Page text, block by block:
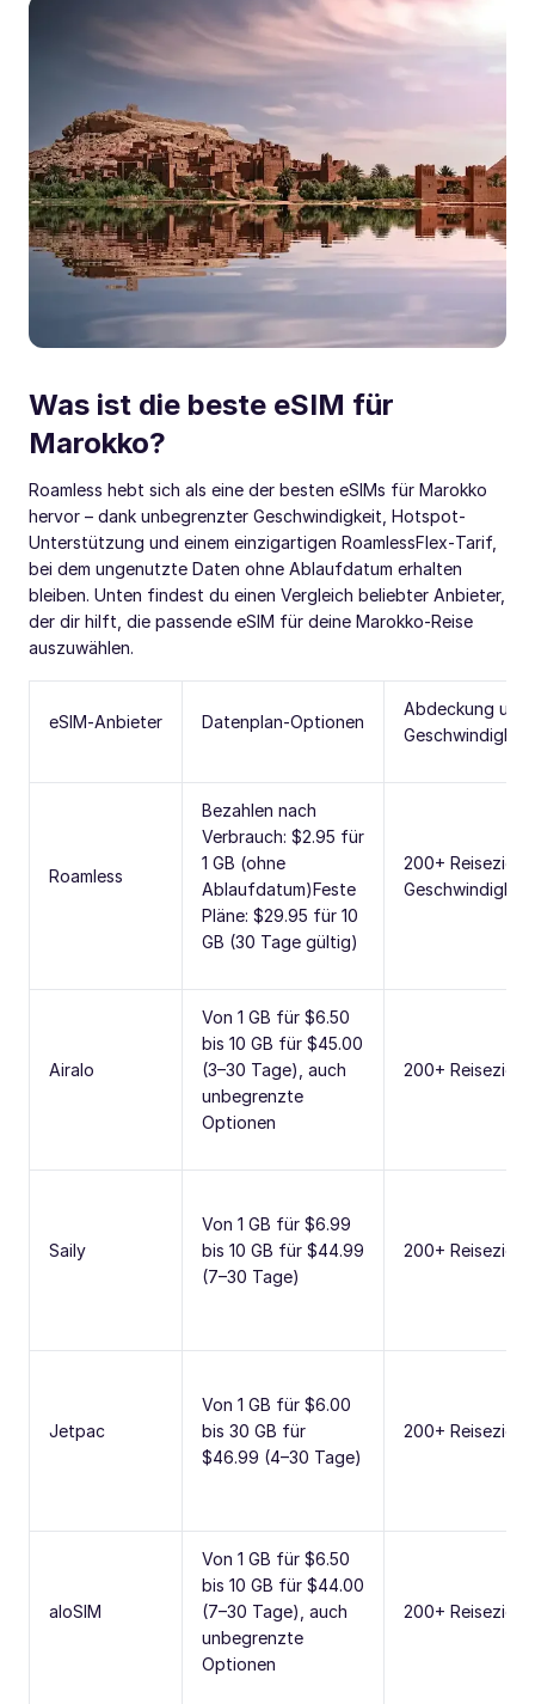
Was ist die beste eSIM für
Marokko?
Roamless hebt sich als eine der besten eSIMs für Marokko
hervor – dank unbegrenzter Geschwindigkeit, Hotspot-
Unterstützung und einem einzigartigen RoamlessFlex‑Tarif,
bei dem ungenutzte Daten ohne Ablaufdatum erhalten
bleiben. Unten findest du einen Vergleich beliebter Anbieter,
der dir hilft, die passende eSIM für deine Marokko‑Reise
auszuwählen.
eSIM‑Anbieter Datenplan‑Optionen
Abdeckung und
Roamless
Bezahlen nach
Verbrauch: $2.95 für
1 GB (ohne
Ablaufdatum)Feste
Pläne: $29.95 für 10
GB (30 Tage gültig)
200+
Airalo
Von 1 GB für $6.50
bis 10 GB für $45.00
(3–30 Tage), auch
unbegrenzte
Optionen
200+ Reiseziele,
Saily
Von 1 GB für $6.99
bis 10 GB für $44.99
(7–30 Tage)
200+
Jetpac
Von 1 GB für $6.00
bis 30 GB für
$46.99 (4–30 Tage)
200+
aloSIM
Von 1 GB für $6.50
bis 10 GB für $44.00
(7–30 Tage), auch
unbegrenzte
Optionen
200+ Reiseziele,